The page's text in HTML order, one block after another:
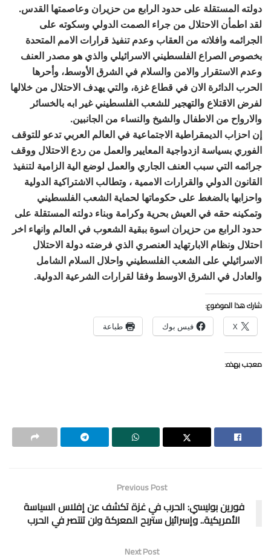
دولته المستقلة على حدود الرابع من حزيران وعاصمتها القدس.
لقد اطمأن الاحتلال من جراء الصمت الدولي وسكوته على
الجرائمه وافلاته من العقاب وعدم تنفيذ قرارات الامم المتحدة
بخصوص الصراع الفلسطيني الاسرائيلي والذي هو مصدر العنف
وعدم الاستقرار والامن والسلام في الشرق الأوسط، وأحرها
الحرب الدائرة الان في قطاع غزة، والتي يهدف الاحتلال من خلالها
لفرض الاقتلاع والتهجير للشعب الفلسطيني غير ابه بالخسائر
والارواح من الاطفال والشيخ والنساء من الجانبين.
إن احزاب الديمقراطية الاجتماعية في العالم العربي تدعو للتوقف
الفوري بسياسة ازدواجية المعايير والعمل من ردع الاحتلال ووقف
جرائمه التي سبب العنف الجاري والعمل لوضع الية الزامية لتنفيذ
القانون الدولي والقرارات الاممية ، وتطالب الاشتراكية الدولية
واحزابها بالضغط على حكوماتها لحماية الشعب الفلسطيني
وتمكينه حقه في العيش بحرية وكرامة وبناء دولته المستقلة على
حدود الرابع من حزيران اسوة ببقية الشعوب في العالم وانهاء اخر
احتلال ونظام الابارتهايد العنصري الذي فرضته دولة الاحتلال
الاسرائيلي على الشعب الفلسطيني واحلال السلام الشامل
والعادل في الشرق الاوسط وفقا لقرارات الشرعية الدولية.
شارك هذا الموضوع:
X فيس بوك طباعة
معجب بهذه:
Previous Post
فورين بوليسي: الحرب في غزة تكشف عن إفلاس السياسة
الأمريكية.. وإسرائيل ستربح المعركة ولن تنتصر في الحرب
Next Post